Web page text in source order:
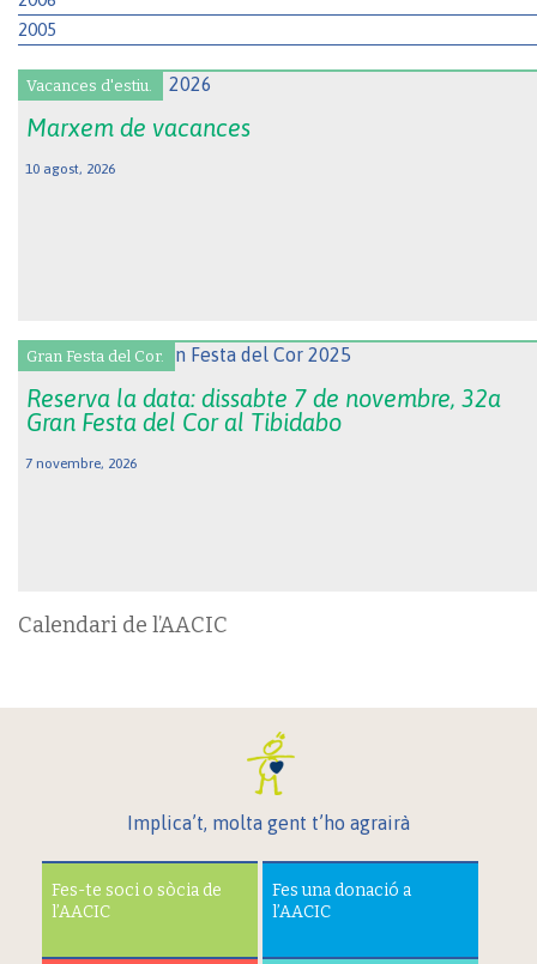
2005
Vacances d'estiu.
Marxem de vacances
10 agost, 2026
Gran Festa del Cor.
Reserva la data: dissabte 7 de novembre, 32a
Gran Festa del Cor al Tibidabo
7 novembre, 2026
Calendari de l’AACIC
Implica’t, molta gent t’ho agrairà
Fes-te soci o sòcia de
l’AACIC
Fes una donació a
l’AACIC